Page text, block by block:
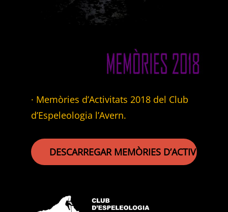
· Memòries d’Activitats 2018 del Club
d’Espeleologia l’Avern.
DESCARREGAR MEMÒRIES D’ACTIVITATS